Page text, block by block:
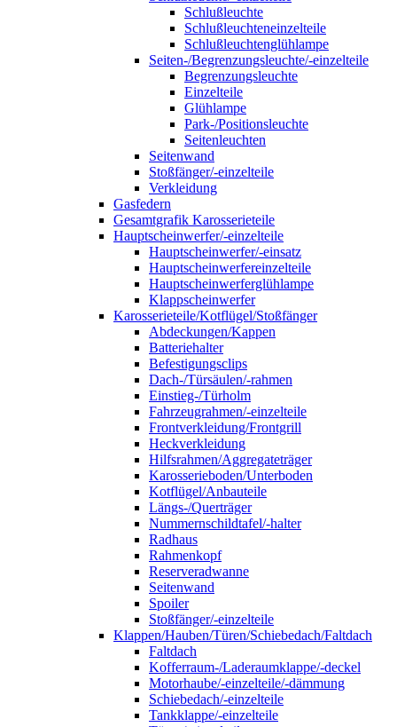
Schlußleuchte
Schlußleuchteneinzelteile
Schlußleuchtenglühlampe
Seiten-/Begrenzungsleuchte/-einzelteile
Begrenzungsleuchte
Einzelteile
Glühlampe
Park-/Positionsleuchte
Seitenleuchten
Seitenwand
Stoßfänger/-einzelteile
Verkleidung
Gasfedern
Gesamtgrafik Karosserieteile
Hauptscheinwerfer/-einzelteile
Hauptscheinwerfer/-einsatz
Hauptscheinwerfereinzelteile
Hauptscheinwerferglühlampe
Klappscheinwerfer
Karosserieteile/Kotflügel/Stoßfänger
Abdeckungen/Kappen
Batteriehalter
Befestigungsclips
Dach-/Türsäulen/-rahmen
Einstieg-/Türholm
Fahrzeugrahmen/-einzelteile
Frontverkleidung/Frontgrill
Heckverkleidung
Hilfsrahmen/Aggregateträger
Karosserieboden/Unterboden
Kotflügel/Anbauteile
Längs-/Querträger
Nummernschildtafel/-halter
Radhaus
Rahmenkopf
Reserveradwanne
Seitenwand
Spoiler
Stoßfänger/-einzelteile
Klappen/Hauben/Türen/Schiebedach/Faltdach
Faltdach
Kofferraum-/Laderaumklappe/-deckel
Motorhaube/-einzelteile/-dämmung
Schiebedach/-einzelteile
Tankklappe/-einzelteile